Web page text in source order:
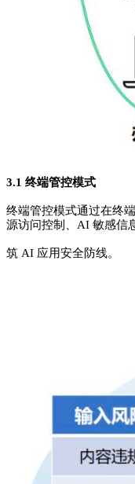
3.1 终端管控模式
终端管控模式通过在终
源访问控制、AI 敏感信
筑 AI 应用安全防线。